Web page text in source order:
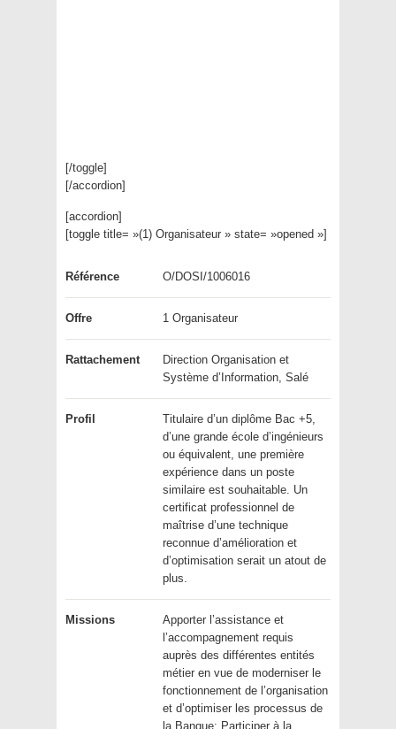
[/toggle]
[/accordion]
[accordion]
[toggle title= »(1) Organisateur » state= »opened »]
Référence O/DOSI/1006016
Offre 1 Organisateur
Rattachement
Direction Organisation et
Système d’Information, Salé
Profil
Titulaire d’un diplôme Bac +5,
d’une grande école d’ingénieurs
ou équivalent, une première
expérience dans un poste
similaire est souhaitable. Un
certificat professionnel de
maîtrise d’une technique
reconnue d’amélioration et
d’optimisation serait un atout de
plus.
Missions
Apporter l’assistance et
l’accompagnement requis
auprès des différentes entités
métier en vue de moderniser le
fonctionnement de l’organisation
et d’optimiser les processus de
la Banque: Participer à la